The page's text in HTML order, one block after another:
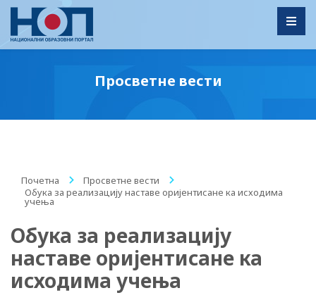
Просветне вести
Почетна / Просветне вести
/
Обука за реализацију наставе оријентисане ка исходима
учења
Обука за реализацију
наставе оријентисане ка
исходима учења